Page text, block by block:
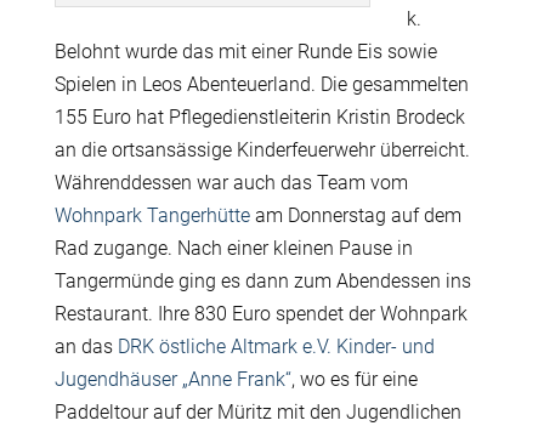
k.
Belohnt wurde das mit einer Runde Eis sowie
Spielen in Leos Abenteuerland. Die gesammelten
155 Euro hat Pflegedienstleiterin Kristin Brodeck
an die ortsansässige Kinderfeuerwehr überreicht.
Währenddessen war auch das Team vom
Wohnpark Tangerhütteam Donnerstag auf dem
Rad zugange. Nach einer kleinen Pause in
Tangermünde ging es dann zum Abendessen ins
Restaurant. Ihre 830 Euro spendet der Wohnpark
an das DRK östliche Altmark e.V. Kinder- und
Jugendhäuser „Anne Frank“, wo es für eine
Paddeltour auf der Müritz mit den Jugendlichen